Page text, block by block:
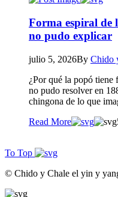
Forma espiral de
no pudo explicar
julio 5, 2026By Chido
¿Por qué la popó
no pudo resolver en
chingona de lo que
Read More
To Top
© Chido y Chale el yin y